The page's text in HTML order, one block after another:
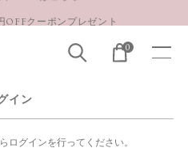
OFFクーポンプレゼント
わせと商品配送に関しまして
OFFクーポンプレゼント
0
イン
ログインを行ってください。